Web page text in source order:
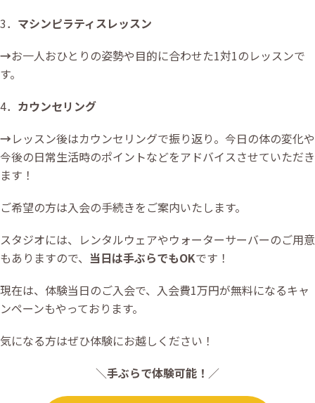
3． マシンピラティスレッスン
→お一人おひとりの姿勢や目的に合わせた1対1のレッスンで
す。
4． カウンセリング
→レッスン後はカウンセリングで振り返り。今日の体の変化や
今後の日常生活時のポイントなどをアドバイスさせていただき
ます！
ご希望の方は入会の手続きをご案内いたします。
スタジオには、レンタルウェアやウォーターサーバーのご用意
もありますので、 当日は手ぶらでもOKです！
現在は、体験当日のご入会で、入会費1万円が無料になるキャ
ンペーンもやっております。
気になる方はぜひ体験にお越しください！
＼手ぶらで体験可能！ ／